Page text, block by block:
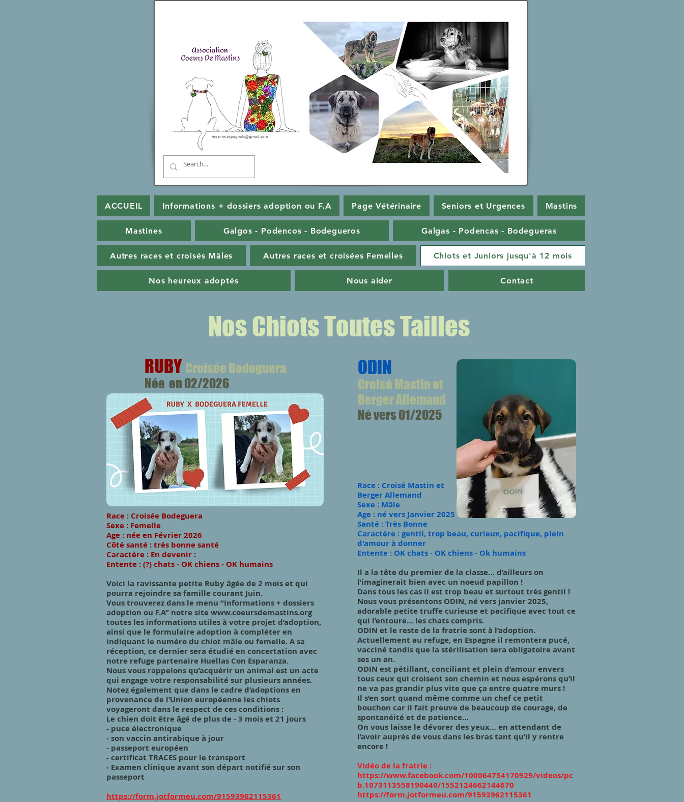
ACCUEIL Informations + dossiers adoption ou F.A Page Vétérinaire Seniors et Urgences Mastins
Mastines Galgos - Podencos - Bodegueros Galgas - Podencas - Bodegueras
Autres races et croisés Mâles Autres races et croisées Femelles Chiots et Juniors jusqu'à 12 mois
Nos heureux adoptés Nous aider Contact
Nos Chiots Toutes Tailles
RUBY Croisée Bodeguera
Née en 02/2026
Race : Croisée Bodeguera
Sexe : Femelle
Age : née en Février 2026
Côté santé : très bonne santé
Caractère : En devenir :
Entente : (?) chats - OK chiens - OK humains
Voici la ravissante petite Ruby âgée de 2 mois et qui
pourra rejoindre sa famille courant Juin.
Vous trouverez dans le menu “Informations + dossiers
adoption ou F.A” notre site www.coeursdemastins.org
toutes les informations utiles à votre projet d’adoption,
ainsi que le formulaire adoption à compléter en
indiquant le numéro du chiot mâle ou femelle. A sa
réception, ce dernier sera étudié en concertation avec
notre refuge partenaire Huellas Con Esparanza.
Nous vous rappelons qu’acquérir un animal est un acte
qui engage votre responsabilité sur plusieurs années.
Notez également que dans le cadre d’adoptions en
provenance de l’Union européenne les chiots
voyageront dans le respect de ces conditions :
Le chien doit être âgé de plus de - 3 mois et 21 jours
- puce électronique
- son vaccin antirabique à jour
- passeport européen
- certificat TRACES pour le transport
- Examen clinique avant son départ notifié sur son
passeport
https://form.jotformeu.com/91593962115361
ODIN
Croisé Mastin et
Berger Allemand
Né vers 01/2025
​Race : Croisé Mastin et
Berger Allemand
Sexe : Mâle
Age : né vers Janvier 2025
Santé :Très Bonne
Caractère : gentil, trop beau, curieux, pacifique, plein
d'amour à donner
Entente : OK chats - OK chiens - Ok humains
Il a la tête du premier de la classe… d’ailleurs on
l’imaginerait bien avec un noeud papillon !
Dans tous les cas il est trop beau et surtout très gentil !
Nous vous présentons ODIN, né vers janvier 2025,
adorable petite truffe curieuse et pacifique avec tout ce
qui l’entoure… les chats compris.
ODIN et le reste de la fratrie sont à l’adoption.
Actuellement au refuge, en Espagne il remontera pucé,
vacciné tandis que la stérilisation sera obligatoire avant
ses un an.
ODIN est pétillant, conciliant et plein d’amour envers
tous ceux qui croisent son chemin et nous espérons qu’il
ne va pas grandir plus vite que ça entre quatre murs !
Il s’en sort quand même comme un chef ce petit
bouchon car il fait preuve de beaucoup de courage, de
spontanéité et de patience…
On vous laisse le dévorer des yeux… en attendant de
l’avoir auprès de vous dans les bras tant qu’il y rentre
encore !
Vidéo de la fratrie :
https://www.facebook.com/100064754170929/videos/pc
b.1073113558190440/1552124662144670
https://form.jotformeu.com/91593962115361